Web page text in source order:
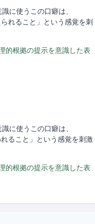
に使うこの口癖は、
れること」という感覚を刺
的根拠の提示を意識した表
に使うこの口癖は、
ること」という感覚を刺激
的根拠の提示を意識した表